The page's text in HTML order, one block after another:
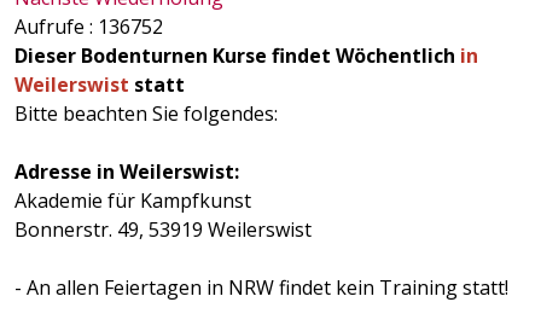
Aufrufe : 136752
Dieser Bodenturnen Kurse findet Wöchentlich in
Weilerswist statt
Bitte beachten Sie folgendes:
Adresse in Weilerswist:
Akademie für Kampfkunst
Bonnerstr. 49, 53919 Weilerswist
- An allen Feiertagen in NRW findet kein Training statt!